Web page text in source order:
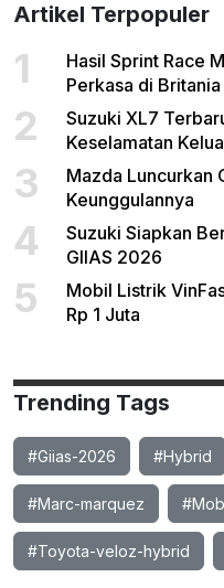
Artikel Terpopuler
1
Hasil Sprint Race
Perkasa di Britania
2
Suzuki XL7
Keselamatan
3
Mazda Luncurkan
Keunggulannya
4
Suzuki Siapkan
GIIAS 2026
5
Mobil Listrik
Rp 1 Juta
Trending Tags
#Giias-2026 #Hybrid
#Marc-marquez
#Toyota-veloz-hybrid